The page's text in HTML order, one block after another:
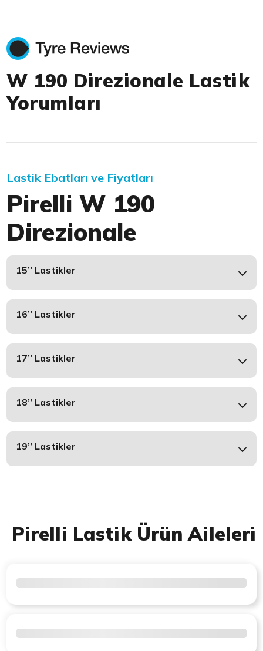
W 190 Direzionale Lastik
Yorumları
Lastik Ebatları ve Fiyatları
Pirelli W 190
Direzionale
15’’ Lastikler
16’’ Lastikler
17’’ Lastikler
18’’ Lastikler
19’’ Lastikler
Pirelli Lastik Ürün Aileleri